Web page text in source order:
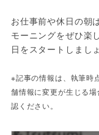
お仕事前や休日の朝
モーニングをぜひ楽
日をスタートしまし
※記事の情報は、執筆時
舗情報に変更が生じる
認ください。